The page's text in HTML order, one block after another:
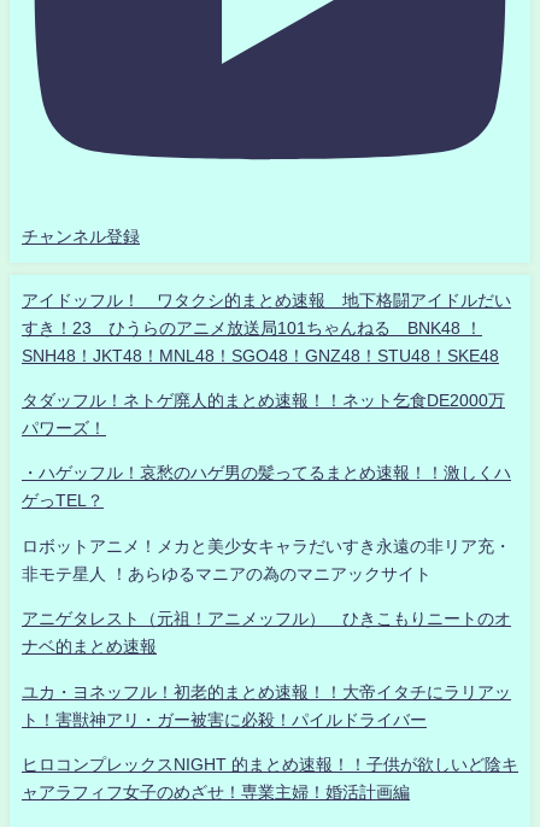
チャンネル登録
アイドッフル！ ワタクシ的まとめ速報 地下格闘アイドルだい
すき！23 ひうらのアニメ放送局101ちゃんねる BNK48 ！
SNH48！JKT48！MNL48！SGO48！GNZ48！STU48！SKE48
タダッフル！ネトゲ廃人的まとめ速報！！ネット乞食DE2000万
パワーズ！
・ハゲッフル！哀愁のハゲ男の髪ってるまとめ速報！！激しくハ
ゲっTEL？
ロボットアニメ！メカと美少女キャラだいすき永遠の非リア充・
非モテ星人 ！あらゆるマニアの為のマニアックサイト
アニゲタレスト（元祖！アニメッフル） ひきこもりニートのオ
ナベ的まとめ速報
ユカ・ヨネッフル！初老的まとめ速報！！大帝イタチにラリアッ
ト！害獣神アリ・ガー被害に必殺！パイルドライバー
ヒロコンプレックスNIGHT 的まとめ速報！！子供が欲しいど陰キ
ャアラフィフ女子のめざせ！専業主婦！婚活計画編